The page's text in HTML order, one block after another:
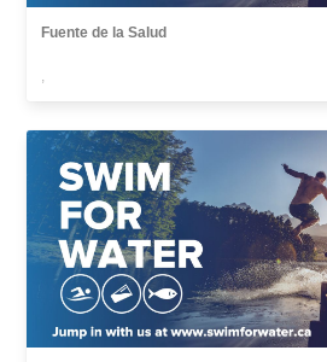
Fuente de la Salud
,